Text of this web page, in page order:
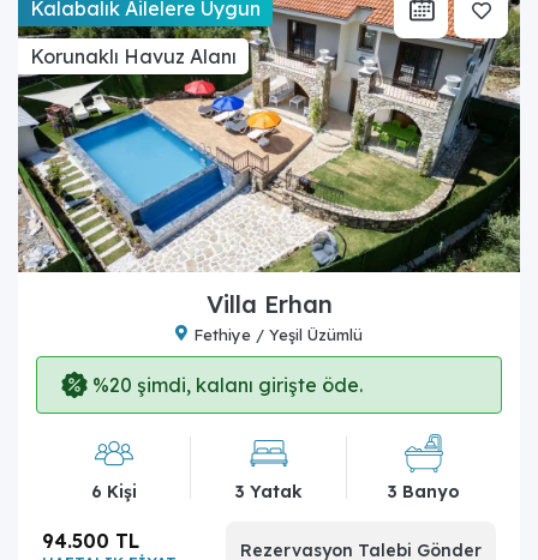
Kalabalık Ailelere Uygun
Korunaklı Havuz Alanı
Villa Erhan
Fethiye / Yeşil Üzümlü
%20 şimdi, kalanı girişte öde.
6 Kişi 3 Yatak 3 Banyo
94.500 TL Rezervasyon Talebi Gönder